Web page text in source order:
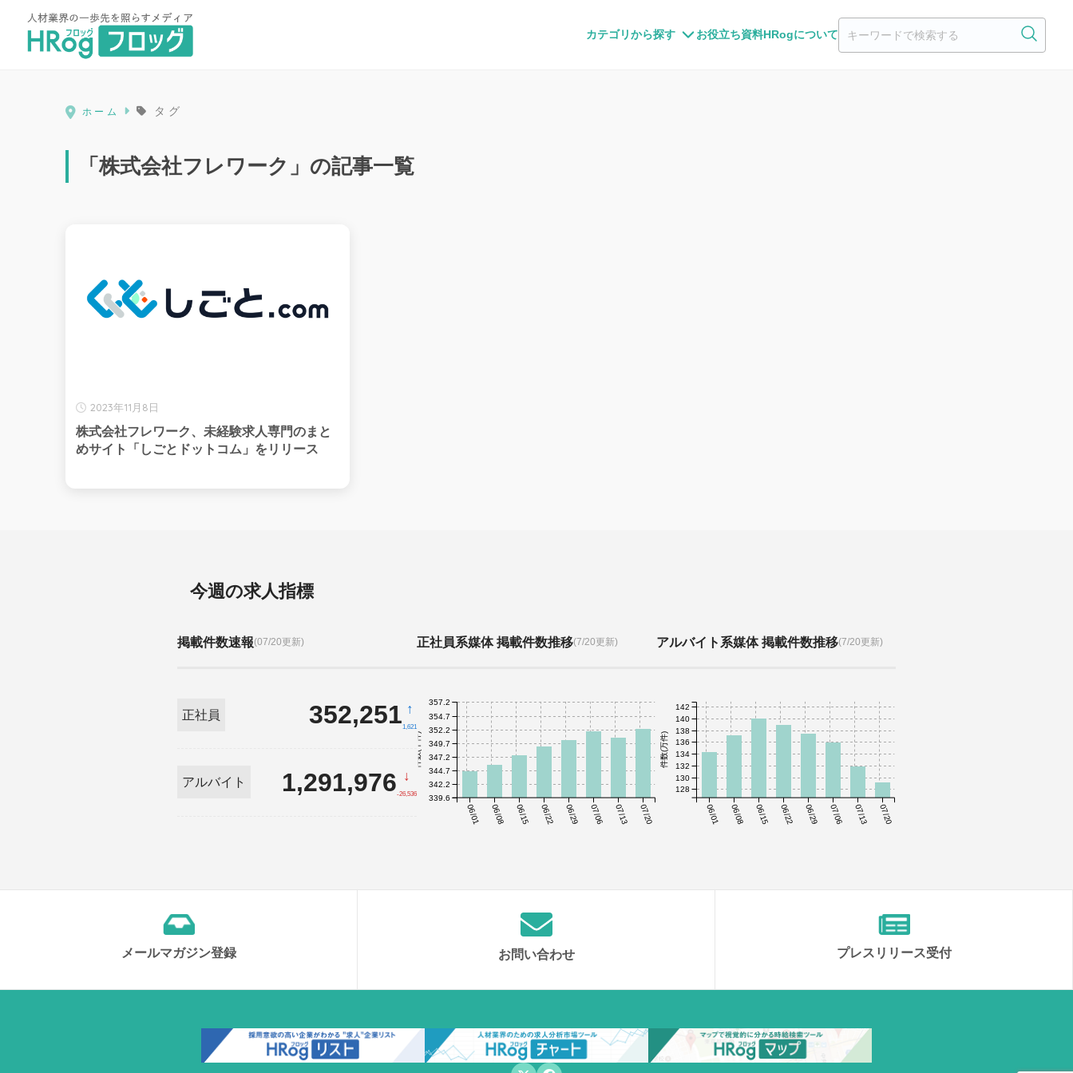
カテゴリから探す お役立ち資料HRogについて
HRog | 人材業界の一歩先を照らすメディア
ホーム タグ
「株式会社フレワーク」の記事一覧
2023年11月8日
株式会社フレワーク、未経験求人専門のまと
めサイト「しごとドットコム」をリリース
今週の求人指標
掲載件数速報(07/20更新)
正社員 352,251 ↑
1,621
アルバイト 1,291,976 ↓
-26,536
正社員系媒体 掲載件数推移(7/20更新)
06/01 06/08 06/15 06/22 06/29 07/06 07/13 07/20
件数(千件)
339.6
342.2
344.7
347.2
349.7
352.2
354.7
357.2
アルバイト系媒体 掲載件数推移(7/20更新)
06/01 06/08 06/15 06/22 06/29 07/06 07/13 07/20
件数(万件)
128
130
132
134
136
138
140
142
メールマガジン登録 お問い合わせ プレスリリース受付